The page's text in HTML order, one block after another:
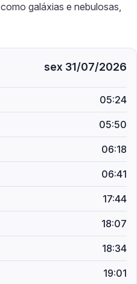
galáxias e nebulosas,
sex 31/07/2026
05:24
05:50
06:18
06:41
17:44
18:07
18:34
19:01